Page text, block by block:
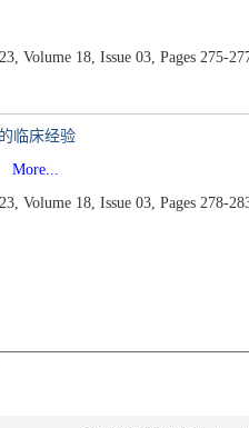
Volume 18, Issue 03, Pages 275-
临床经验
More...
Volume 18, Issue 03, Pages 278-